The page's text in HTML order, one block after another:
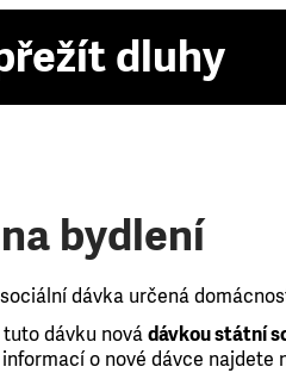
dluhy
bydlení
dávka určená
dávku novádávkou státní
o nové dávce najdete